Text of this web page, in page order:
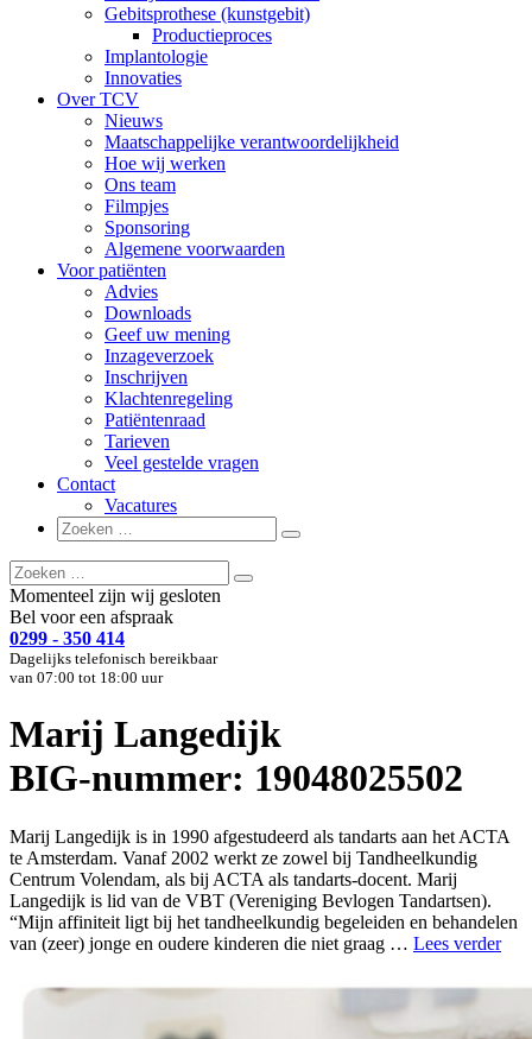
Gebitsprothese (kunstgebit)
Productieproces
Implantologie
Innovaties
Over TCV
Nieuws
Maatschappelijke verantwoordelijkheid
Hoe wij werken
Ons team
Filmpjes
Sponsoring
Algemene voorwaarden
Voor patiënten
Advies
Downloads
Geef uw mening
Inzageverzoek
Inschrijven
Klachtenregeling
Patiëntenraad
Tarieven
Veel gestelde vragen
Contact
Vacatures
Zoeken
naar:
Zoeken
Zoeken
naar:
Zoeken
Momenteel zijn wij gesloten
Bel voor een afspraak
0299 - 350 414
Dagelijks telefonisch bereikbaar
van 07:00 tot 18:00 uur
Marij Langedijk
BIG-nummer: 19048025502
Marij Langedijk is in 1990 afgestudeerd als tandarts aan het ACTA
te Amsterdam. Vanaf 2002 werkt ze zowel bij Tandheelkundig
Centrum Volendam, als bij ACTA als tandarts-docent. Marij
Langedijk is lid van de VBT (Vereniging Bevlogen Tandartsen).
“Mijn affiniteit ligt bij het tandheelkundig begeleiden en behandelen
van (zeer) jonge en oudere kinderen die niet graag … Lees verder